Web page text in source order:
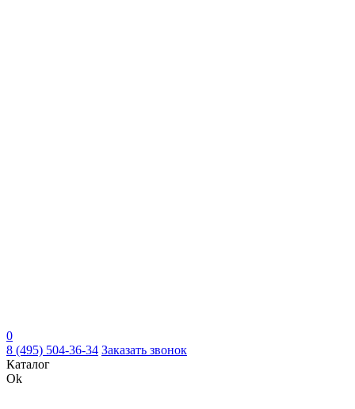
0
8 (495) 504-36-34 Заказать звонок
Каталог
Ok